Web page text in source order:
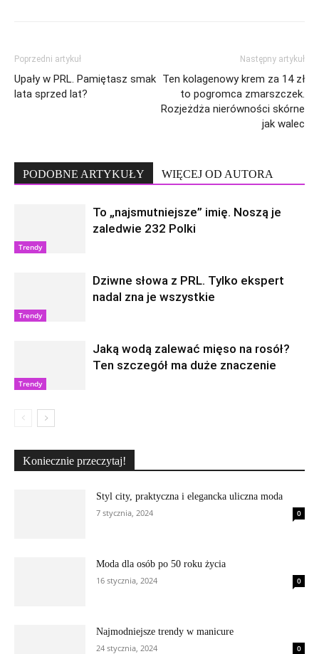
Poprzedni artykuł
Upały w PRL. Pamiętasz smak
lata sprzed lat?
Następny artykuł
Ten kolagenowy krem za 14 zł
to pogromca zmarszczek.
Rozjeżdża nierówności skórne
jak walec
PODOBNE ARTYKUŁY WIĘCEJ OD AUTORA
Trendy
To „najsmutniejsze” imię. Noszą je
zaledwie 232 Polki
Trendy
Dziwne słowa z PRL. Tylko ekspert
nadal zna je wszystkie
Trendy
Jaką wodą zalewać mięso na rosół?
Ten szczegół ma duże znaczenie
Koniecznie przeczytaj!
Styl city, praktyczna i elegancka uliczna moda
7 stycznia, 2024
0
Moda dla osób po 50 roku życia
16 stycznia, 2024
0
Najmodniejsze trendy w manicure
24 stycznia, 2024
0